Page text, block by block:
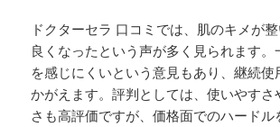
ドクターセラ 口コミでは、肌のキメが
良くなったという声が多く見られます。
を感じにくいという意見もあり、継続使
かがえます。評判としては、使いやすさ
さも高評価ですが、価格面でのハードル